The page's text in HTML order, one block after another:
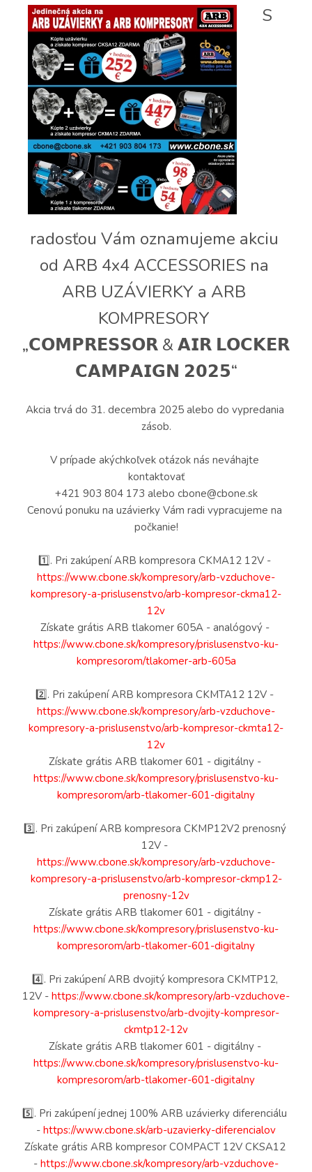
S
radosťou Vám oznamujeme akciu
od ARB 4x4 ACCESSORIES na
ARB UZÁVIERKY a ARB
KOMPRESORY
„𝗖𝗢𝗠𝗣𝗥𝗘𝗦𝗦𝗢𝗥 & 𝗔𝗜𝗥 𝗟𝗢𝗖𝗞𝗘𝗥
𝗖𝗔𝗠𝗣𝗔𝗜𝗚𝗡 𝟮𝟬𝟮𝟱“
Akcia trvá do 31. decembra 2025 alebo do vypredania
zásob.
V prípade akýchkoľvek otázok nás neváhajte
kontaktovať
+421 903 804 173 alebo cbone@cbone.sk
Cenovú ponuku na uzávierky Vám radi vypracujeme na
počkanie!
https://www.cbone.sk/kompresory/arb-vzduchove-
kompresory-a-prislusenstvo/arb-kompresor-ckma12-
12v
Získate grátis ARB tlakomer 605A - analógový -
https://www.cbone.sk/kompresory/prislusenstvo-ku-
kompresorom/tlakomer-arb-605a
https://www.cbone.sk/kompresory/arb-vzduchove-
kompresory-a-prislusenstvo/arb-kompresor-ckmta12-
12v
Získate grátis ARB tlakomer 601 - digitálny -
https://www.cbone.sk/kompresory/prislusenstvo-ku-
kompresorom/arb-tlakomer-601-digitalny
3️⃣. Pri zakúpení ARB kompresora CKMP12V2 prenosný
12V -
https://www.cbone.sk/kompresory/arb-vzduchove-
kompresory-a-prislusenstvo/arb-kompresor-ckmp12-
prenosny-12v
Získate grátis ARB tlakomer 601 - digitálny -
https://www.cbone.sk/kompresory/prislusenstvo-ku-
kompresorom/arb-tlakomer-601-digitalny
4️⃣. Pri zakúpení ARB dvojitý kompresora CKMTP12,
12V - https://www.cbone.sk/kompresory/arb-vzduchove-
kompresory-a-prislusenstvo/arb-dvojity-kompresor-
ckmtp12-12v
Získate grátis ARB tlakomer 601 - digitálny -
https://www.cbone.sk/kompresory/prislusenstvo-ku-
kompresorom/arb-tlakomer-601-digitalny
5️⃣. Pri zakúpení jednej 100% ARB uzávierky diferenciálu
- https://www.cbone.sk/arb-uzavierky-diferencialov
Získate grátis ARB kompresor COMPACT 12V CKSA12
- https://www.cbone.sk/kompresory/arb-vzduchove-